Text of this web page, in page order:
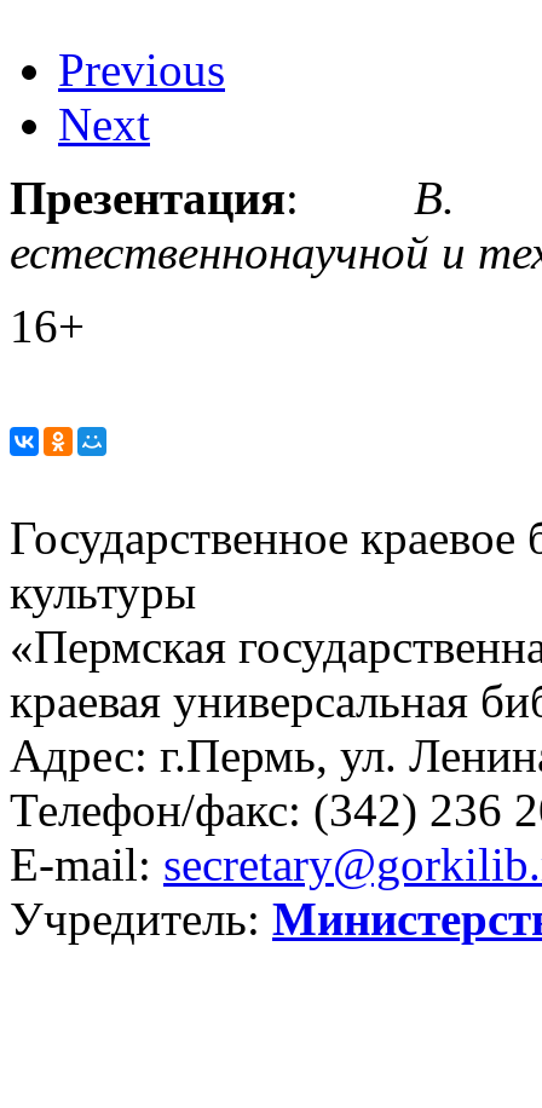
Previous
Next
Презентация: В. Н.
естественнонаучной и
16+
Государственное
культуры
«Пермская
краевая универсальная
Адрес: г.Пермь, ул.
Телефон/факс: (342) 236
E-mail:
Учредитель: